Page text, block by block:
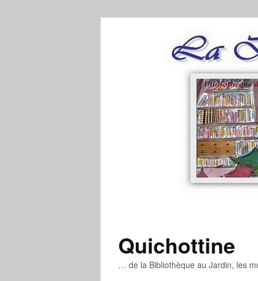
Quichottine
… de la Bibliothèque au Jardin, les